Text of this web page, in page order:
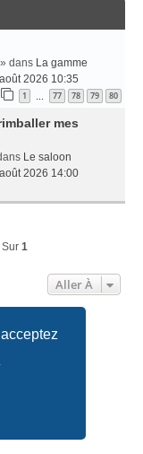
dans La gamme
2026 10:35
1 77 78 79 80
mes
Le saloon
2026 14:00
1
Aller À